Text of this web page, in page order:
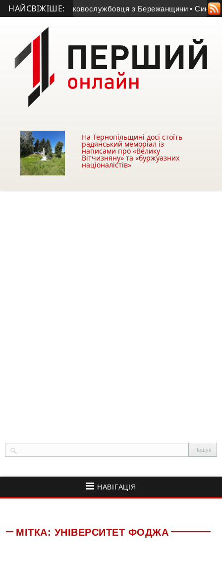
НАЙСВІЖІШЕ:
серце військовослужбовця з Бережанщини • Синод
На Тернопільщині досі стоїть
радянський меморіал із
написами про «Велику
Вітчизняну» та «буржуазних
націоналістів»
НАВІГАЦІЯ
МІТКА: УНІВЕРСИТЕТ ФОДЖА